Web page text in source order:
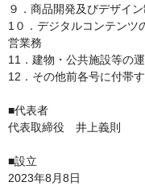
９．商品開発及びデザイ
1０．デジタルコンテンツ
営業務
11．建物・公共施設等の
12．その他前各号に付帯
■代表者
代表取締役　井上義則
■設立
2023年8⽉8⽇